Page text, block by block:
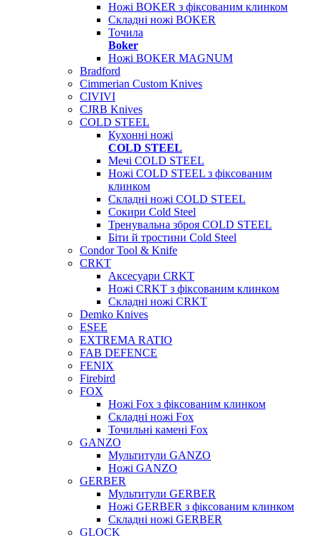
Ножі BOKER з фіксованим клинком
Складні ножі BOKER
Точила
Boker
Ножі BOKER MAGNUM
Bradford
Cimmerian Custom Knives
CIVIVI
CJRB Knives
COLD STEEL
Кухонні ножі
COLD STEEL
Мечі COLD STEEL
Ножі COLD STEEL з фіксованим
клинком
Складні ножі COLD STEEL
Сокири Cold Steel
Тренувальна зброя COLD STEEL
Біти й тростини Cold Steel
Condor Tool & Knife
CRKT
Аксесуари CRKT
Ножі CRKT з фіксованим клинком
Складні ножі CRKT
Demko Knives
ESEE
EXTREMA RATIO
FAB DEFENCE
FENIX
Firebird
FOX
Ножі Fox з фіксованим клинком
Складні ножі Fox
Точильні камені Fox
GANZO
Мультитули GANZO
Ножі GANZO
GERBER
Мультитули GERBER
Ножі GERBER з фіксованим клинком
Складні ножі GERBER
GLOCK